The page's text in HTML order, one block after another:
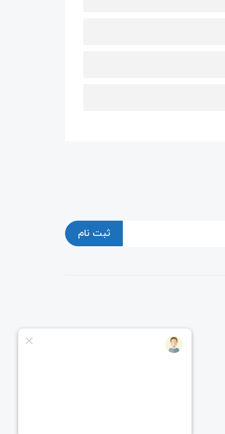
ثبت نام